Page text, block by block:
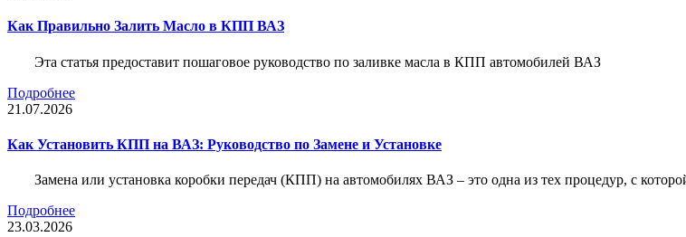
Как Правильно Залить Масло в КПП ВАЗ
Эта статья предоставит пошаговое руководство по заливке масла в КПП автомобилей ВАЗ
Подробнее
21.07.2026
Как Установить КПП на ВАЗ: Руководство по Замене и Установке
Замена или установка коробки передач (КПП) на автомобилях ВАЗ – это одна из тех процедур, с
Подробнее
23.03.2026